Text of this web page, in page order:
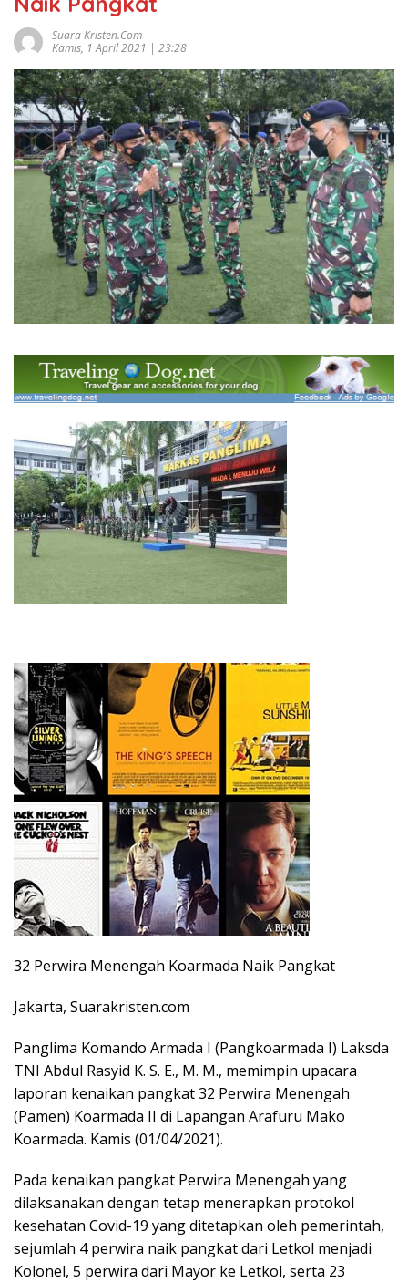
Suara Kristen.com
Kamis, 1 April 2021 | 23:28
32 Perwira Menengah Koarmada Naik Pangkat
Jakarta, Suarakristen.com
Panglima Komando Armada I (Pangkoarmada I) Laksda
TNI Abdul Rasyid K. S. E., M. M., memimpin upacara
laporan kenaikan pangkat 32 Perwira Menengah
(Pamen) Koarmada II di Lapangan Arafuru Mako
Koarmada. Kamis (01/04/2021).
Pada kenaikan pangkat Perwira Menengah yang
dilaksanakan dengan tetap menerapkan protokol
kesehatan Covid-19 yang ditetapkan oleh pemerintah,
sejumlah 4 perwira naik pangkat dari Letkol menjadi
Kolonel, 5 perwira dari Mayor ke Letkol, serta 23